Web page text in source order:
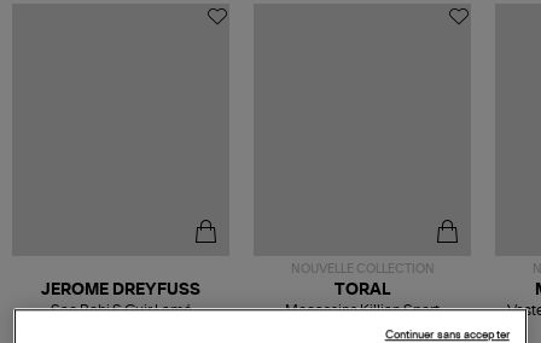
JEROME DREYFUSS
Sac Bobi S Cuir Lamé
NOUVELLE COLLECTION
189,00 €
TORAL
Mocassins Killian Sport
Mousse
Continuer sans accepter